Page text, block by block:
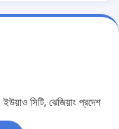
ইউয়াও সিটি, ঝেজিয়াং প্রদেশ